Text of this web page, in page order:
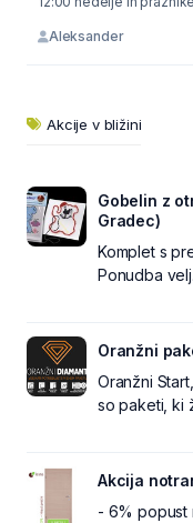
Aleksander
Akcije v bližini
Gobelin z
Gradec)
Komplet s
Ponudba
Oranžni
Oranžni
so paketi, ki
Akcija
- 6% popust